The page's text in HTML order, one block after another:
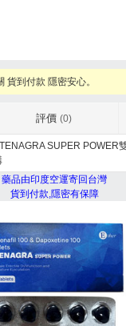
貨到付款 隱密安心。
評價 (0)
SUPER POWER
藥品由印度空運寄回台灣
貨到付款,隱密有保障